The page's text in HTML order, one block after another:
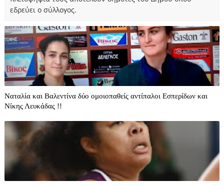
εδρεύει ο σύλλογος.
Ναταλία και Βαλεντίνα δύο ομοιοπαθείς αντίπαλοι Εσπερίδων και
Νίκης Λευκάδας !!